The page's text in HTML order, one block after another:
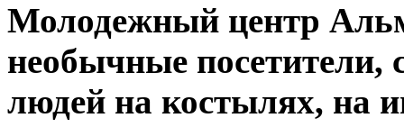
Молодежный центр
необычные посетители,
людей на костылях, на